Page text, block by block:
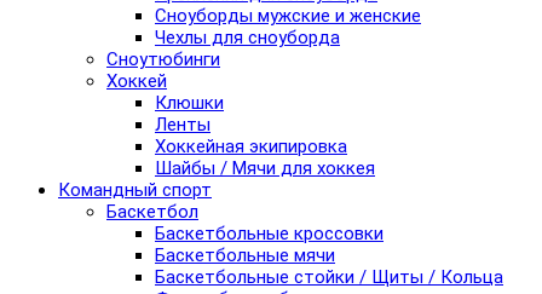
Сноуборды мужские и женские
Чехлы для сноуборда
Сноутюбинги
Хоккей
Клюшки
Ленты
Хоккейная экипировка
Шайбы / Мячи для хоккея
Командный спорт
Баскетбол
Баскетбольные кроссовки
Баскетбольные мячи
Баскетбольные стойки / Щиты / Кольца